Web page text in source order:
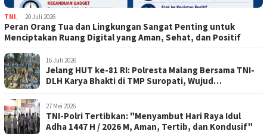
TNI, 20 Juli 2026
Peran Orang Tua dan Lingkungan Sangat Penting untuk
Menciptakan Ruang Digital yang Aman, Sehat, dan Positif
16 Juli 2026
Jelang HUT ke-81 RI: Polresta Malang Bersama TNI-
DLH Karya Bhakti di TMP Suropati, Wujud
27 Mei 2026
TNI-Polri Tertibkan: "Menyambut Hari Raya Idul
Adha 1447 H / 2026 M, Aman, Tertib, dan Kondusif"